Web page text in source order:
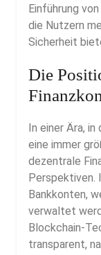
Einführung
die Nutzern
Sicherheit
Die
In einer Ära,
eine immer
dezentrale
Perspektiven.
Bankkonten,
verwaltet
Blockchain-
transparent,